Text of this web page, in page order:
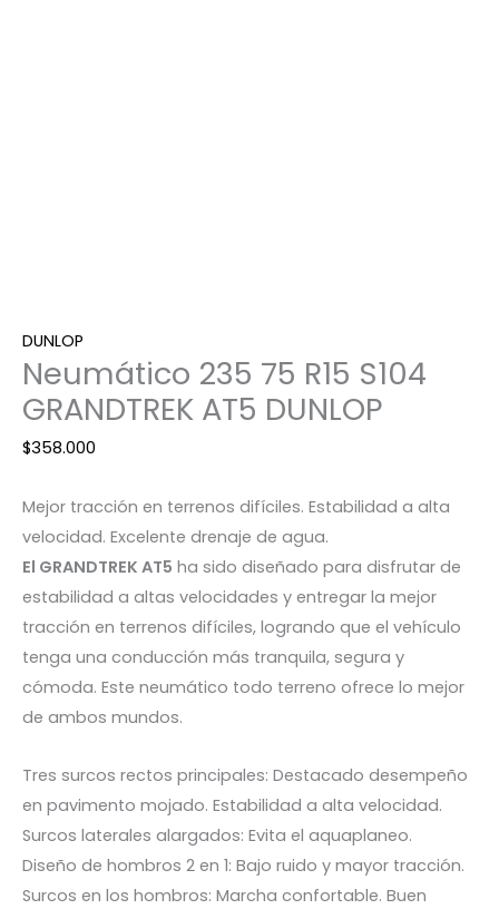
DUNLOP
Neumático 235 75 R15 S104
GRANDTREK AT5 DUNLOP
$358.000
Mejor tracción en terrenos difíciles. Estabilidad a alta
velocidad. Excelente drenaje de agua.
El GRANDTREK AT5 ha sido diseñado para disfrutar de
estabilidad a altas velocidades y entregar la mejor
tracción en terrenos difíciles, logrando que el vehículo
tenga una conducción más tranquila, segura y
cómoda. Este neumático todo terreno ofrece lo mejor
de ambos mundos.
Tres surcos rectos principales: Destacado desempeño
en pavimento mojado. Estabilidad a alta velocidad.
Surcos laterales alargados: Evita el aquaplaneo.
Diseño de hombros 2 en 1: Bajo ruido y mayor tracción.
Surcos en los hombros: Marcha confortable. Buen